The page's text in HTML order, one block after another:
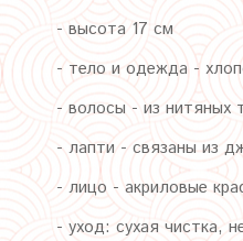
- высота 17 см
- тело и одежда -
- волосы - из нитяных
- лапти - связаны из
- лицо - акриловые
- уход: сухая чистка,